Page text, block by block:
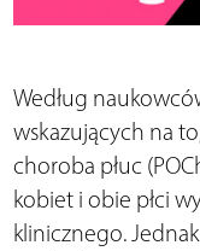
Według
wskazujących na
choroba płuc
kobiet i obie płci
klinicznego.